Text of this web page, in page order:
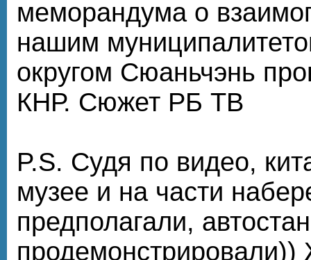
меморандума о
нашим
округом Сюаньчэнь
КНР. Сюжет РБ ТВ
P.S. Судя по видео,
музее и на части
предполагали,